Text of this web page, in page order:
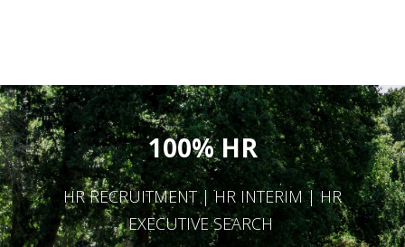
100% HR
HR RECRUITMENT | HR INTERIM | HR
EXECUTIVE SEARCH